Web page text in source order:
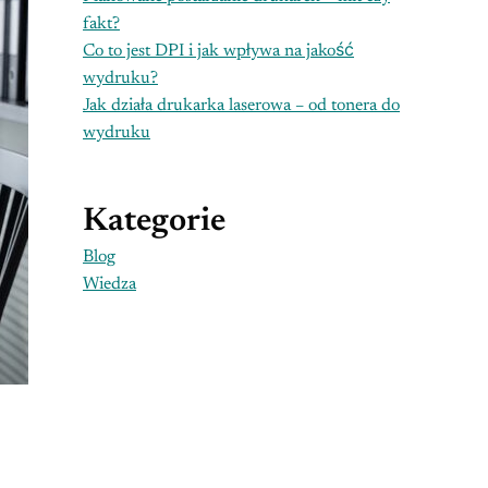
fakt?
Co to jest DPI i jak wpływa na jakość
wydruku?
Jak działa drukarka laserowa – od tonera do
wydruku
Kategorie
Blog
Wiedza